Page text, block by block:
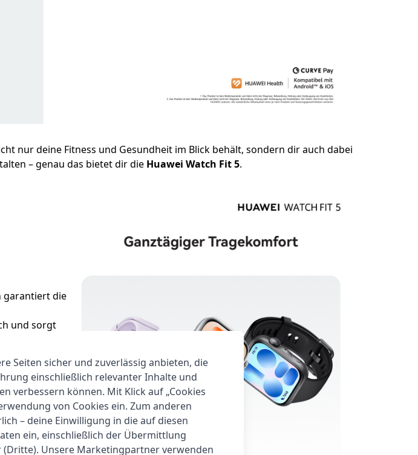
nur deine Fitness und Gesundheit im Blick behält, sondern dir auch dabei
– genau das bietet dir die Huawei Watch Fit 5.
garantiert die
und sorgt
Coach, dein
Seiten sicher und zuverlässig anbieten, die
einschließlich relevanter Inhalte und
verbessern können. Mit Klick auf „Cookies
von Cookies ein. Zum anderen
– deine Einwilligung in die auf diesen
ein, einschließlich der Übermittlung
Unsere Marketingpartner verwenden